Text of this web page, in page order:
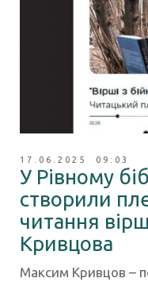
17.06.2025 09:03
У Рівному
створили
читання
Кривцова
Максим Кривцов –